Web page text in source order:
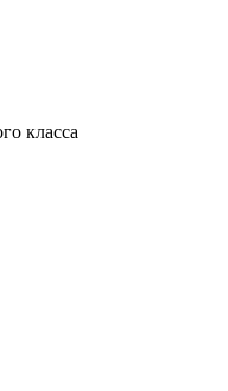
класса